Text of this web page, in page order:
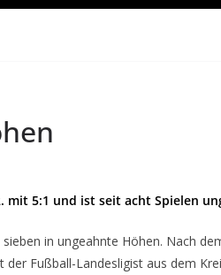
mit 5:1 und ist seit acht Spielen
in ungeahnte Höhen. Nach
der Fußball-Landesligist aus dem